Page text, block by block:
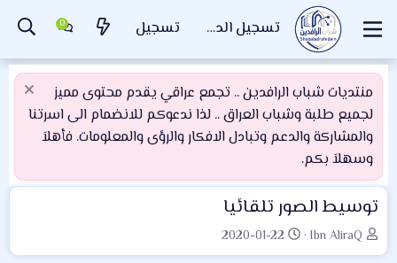
تسجيل الدخول تسجيل
منتديات شباب الرافدين .. تجمع عراقي يقدم محتوى مميز
لجميع طلبة وشباب العراق .. لذا ندعوكم للانضمام الى اسرتنا
والمشاركة والدعم وتبادل الافكار والرؤى والمعلومات. فأهلاَ
وسهلاَ بكم.
توسيط الصور تلقائيا
ا
ل
Ibn AliraQ
ت
ا
2020-01-22